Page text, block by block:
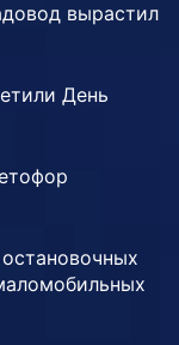
вырастил
День